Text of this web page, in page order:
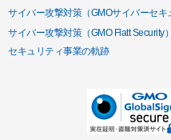
サイバー攻撃対策（GMOサイバーセキ
サイバー攻撃対策（GMO Flatt Security）
セキュリティ事業の軌跡